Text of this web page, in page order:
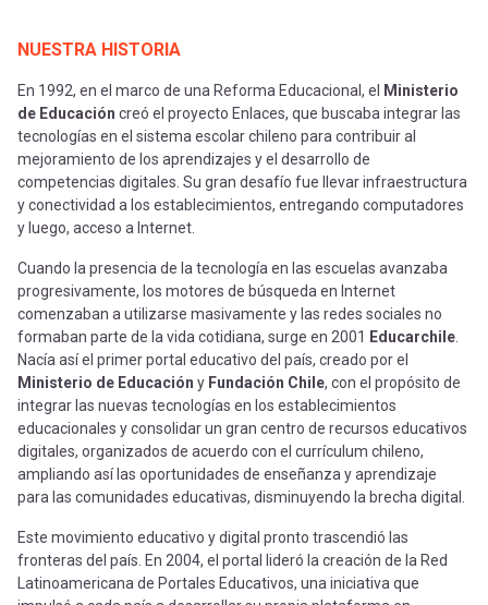
NUESTRA HISTORIA
En 1992, en el marco de una Reforma Educacional, el
Ministerio
de Educación creó el proyecto Enlaces, que buscaba integrar las
tecnologías en el sistema escolar chileno para contribuir al
mejoramiento de los aprendizajes y el desarrollo de
competencias digitales. Su gran desafío fue llevar infraestructura
y conectividad a los establecimientos, entregando computadores
y luego, acceso a Internet.
Cuando la presencia de la tecnología en las escuelas avanzaba
progresivamente, los motores de búsqueda en Internet
comenzaban a utilizarse masivamente y las redes sociales no
formaban parte de la vida cotidiana, surge en 2001 Educarchile
Nacía así el primer portal educativo del país, creado por el
Ministerio de Educación y Fundación Chile, con el propósito de
integrar las nuevas tecnologías en los establecimientos
educacionales y consolidar un gran centro de recursos educativos
digitales, organizados de acuerdo con el currículum chileno,
ampliando así las oportunidades de enseñanza y aprendizaje
para las comunidades educativas, disminuyendo la brecha digital.
Este movimiento educativo y digital pronto trascendió las
fronteras del país. En 2004, el portal lideró la creación de la Red
Latinoamericana de Portales Educativos, una iniciativa que